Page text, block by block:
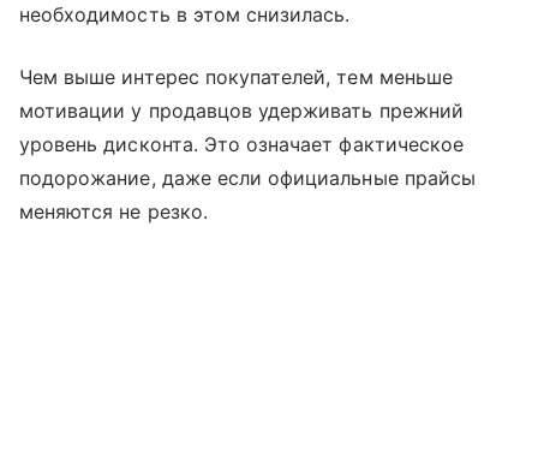
необходимость в этом снизилась.
Чем выше интерес покупателей, тем меньше
мотивации у продавцов удерживать прежний
уровень дисконта. Это означает фактическое
подорожание, даже если официальные прайсы
меняются не резко.